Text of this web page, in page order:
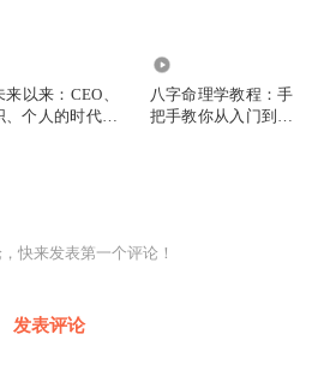
来以来：CEO、
、个人的时代红
八字命理学教程：手
把手教你从入门到精
快来发表第一个评论！
发表评论